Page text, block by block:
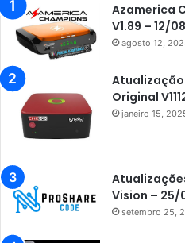
Azamerica
V1.89 – 12/
agosto 12,
Atualização
Original
janeiro 15,
Vision –
setembro 25,